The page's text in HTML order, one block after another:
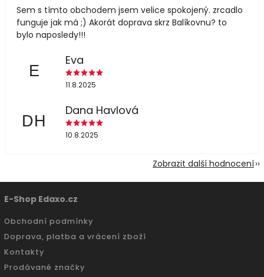
Sem s tímto obchodem jsem velice spokojený. zrcadlo
funguje jak má ;) Akorát doprava skrz Balíkovnu? to
bylo naposledy!!!
E
Eva
11.8.2025
DH
Dana Havlová
10.8.2025
Zobrazit další hodnocení
E-Shop Edaxo.cz
Obchodní podmínky
Doprava, platba a vrácení zboží
Kontakty
Prodávané značky